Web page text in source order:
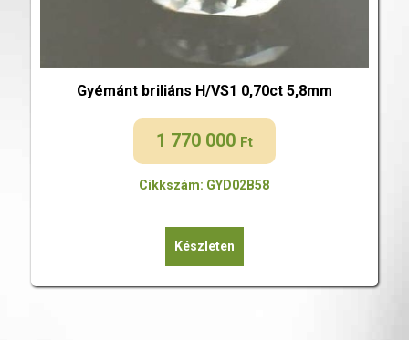
Gyémánt briliáns H/VS1 0,70ct 5,8mm
1 770 000 Ft
Cikkszám: GYD02B58
Készleten